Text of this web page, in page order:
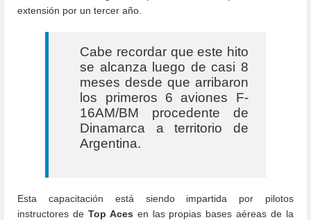
extensión por un tercer año.
Cabe recordar que este hito
se alcanza luego de casi 8
meses desde que arribaron
los primeros 6 aviones F-
16AM/BM procedente de
Dinamarca a territorio de
Argentina.
Esta capacitación está siendo impartida por pilotos
instructores deTop Aces en las propias bases aéreas de la